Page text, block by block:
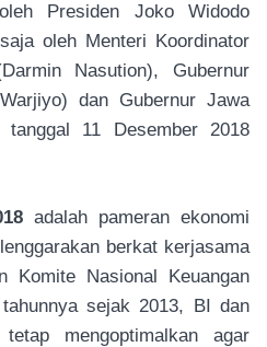
Presiden Joko Widodo
oleh Menteri Koordinator
Nasution), Gubernur
dan Gubernur Jawa
tanggal 11 Desember 2018
adalah pameran ekonomi
berkat kerjasama
Komite Nasional Keuangan
sejak 2013, BI dan
mengoptimalkan agar